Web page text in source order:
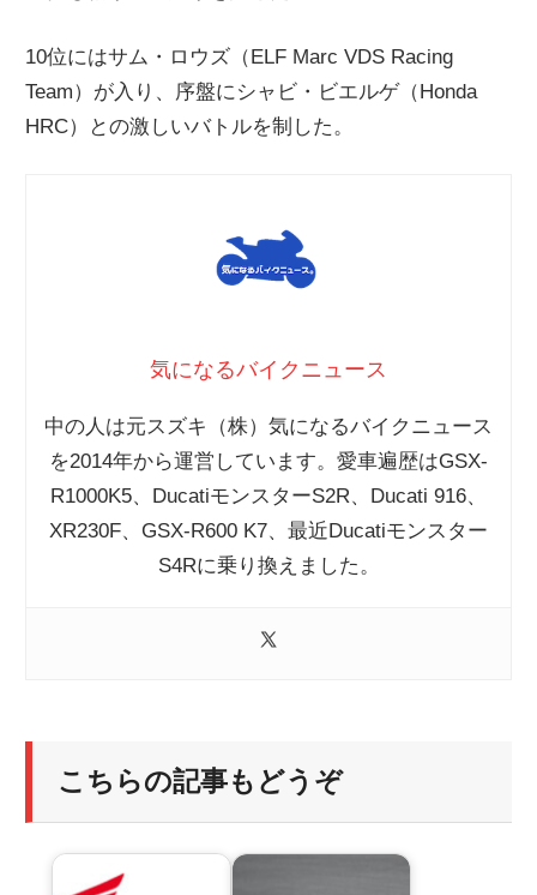
10位にはサム・ロウズ（ELF Marc VDS Racing
Team）が入り、序盤にシャビ・ビエルゲ（Honda
HRC）との激しいバトルを制した。
気になるバイクニュース
中の人は元スズキ（株）気になるバイクニュース
を2014年から運営しています。愛車遍歴はGSX-
R1000K5、DucatiモンスターS2R、Ducati 916、
XR230F、GSX-R600 K7、最近Ducatiモンスター
S4Rに乗り換えました。
こちらの記事もどうぞ